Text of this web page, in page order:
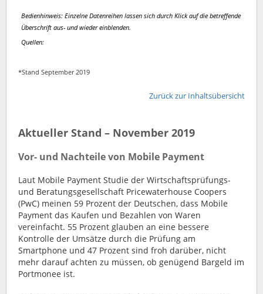
Bedienhinweis: Einzelne Datenreihen lassen sich durch Klick auf die betreffende
Überschrift aus- und wieder einblenden.
Quellen:
*Stand September 2019
Zurück zur Inhaltsübersicht
Aktueller Stand – November 2019
Vor- und Nachteile von Mobile Payment
Laut Mobile Payment Studie der Wirtschaftsprüfungs-
und Beratungsgesellschaft Pricewaterhouse Coopers
(PwC) meinen 59 Prozent der Deutschen, dass Mobile
Payment das Kaufen und Bezahlen von Waren
vereinfacht. 55 Prozent glauben an eine bessere
Kontrolle der Umsätze durch die Prüfung am
Smartphone und 47 Prozent sind froh darüber, nicht
mehr darauf achten zu müssen, ob genügend Bargeld im
Portmonee ist.